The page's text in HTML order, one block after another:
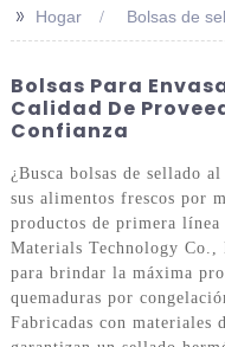
>> Hogar Bolsas de
Bolsas Para
Calidad De
Confianza
¿Busca bolsas de sellado
sus alimentos frescos por
productos de primera línea
Materials Technology Co.,
para brindar la máxima
quemaduras por
Fabricadas con materiales